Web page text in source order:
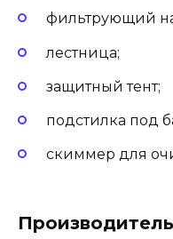
фильтрующий
лестница;
защитный тент;
подстилка под
скиммер для
Производитель